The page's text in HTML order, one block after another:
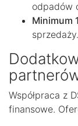
odpadów
Minimum
sprzedaży.
Współpraca z
finansowe.